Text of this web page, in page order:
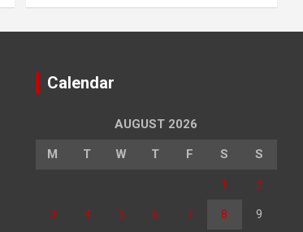
Calendar
AUGUST 2026
M T W T F S S
1 2
3 4 5 6 7 8 9